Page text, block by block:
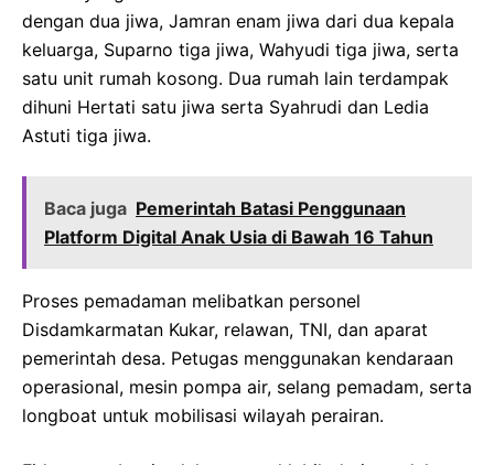
dengan dua jiwa, Jamran enam jiwa dari dua kepala
keluarga, Suparno tiga jiwa, Wahyudi tiga jiwa, serta
satu unit rumah kosong. Dua rumah lain terdampak
dihuni Hertati satu jiwa serta Syahrudi dan Ledia
Astuti tiga jiwa.
Baca juga Pemerintah Batasi Penggunaan
Platform Digital Anak Usia di Bawah 16 Tahun
Proses pemadaman melibatkan personel
Disdamkarmatan Kukar, relawan, TNI, dan aparat
pemerintah desa. Petugas menggunakan kendaraan
operasional, mesin pompa air, selang pemadam, serta
longboat untuk mobilisasi wilayah perairan.